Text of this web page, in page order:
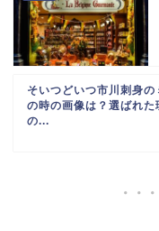
そいつどいつ市川刺身の
の時の画像は？選ばれた
の...